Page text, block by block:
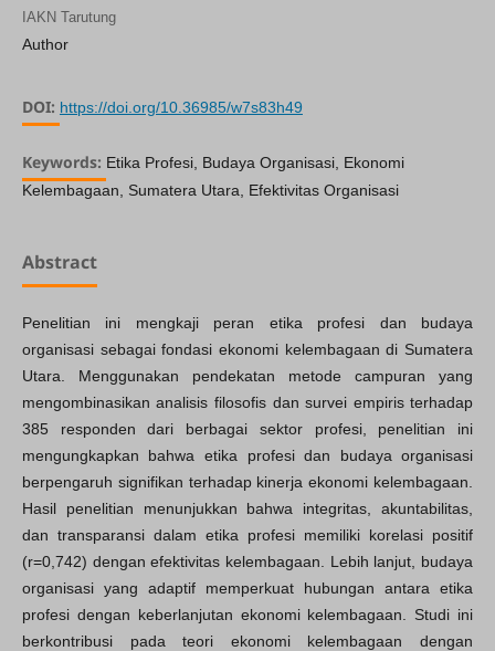
IAKN Tarutung
Author
DOI: https://doi.org/10.36985/w7s83h49
Keywords: Etika Profesi, Budaya Organisasi, Ekonomi
Kelembagaan, Sumatera Utara, Efektivitas Organisasi
Abstract
Penelitian ini mengkaji peran etika profesi dan budaya
organisasi sebagai fondasi ekonomi kelembagaan di Sumatera
Utara. Menggunakan pendekatan metode campuran yang
mengombinasikan analisis filosofis dan survei empiris terhadap
385 responden dari berbagai sektor profesi, penelitian ini
mengungkapkan bahwa etika profesi dan budaya organisasi
berpengaruh signifikan terhadap kinerja ekonomi kelembagaan.
Hasil penelitian menunjukkan bahwa integritas, akuntabilitas,
dan transparansi dalam etika profesi memiliki korelasi positif
(r=0,742) dengan efektivitas kelembagaan. Lebih lanjut, budaya
organisasi yang adaptif memperkuat hubungan antara etika
profesi dengan keberlanjutan ekonomi kelembagaan. Studi ini
berkontribusi pada teori ekonomi kelembagaan dengan